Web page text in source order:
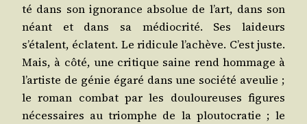
té dans son igno­rance abso­lue de l’art, dans son
néant et dans sa médio­cri­té. Ses lai­deurs
s’étalent, éclatent. Le ridi­cule l’achève. C’est juste.
Mais, à côté, une cri­tique saine rend hom­mage à
l’artiste de génie éga­ré dans une socié­té aveu­lie ;
le roman com­bat par les dou­lou­reuses figures
néces­saires au triomphe de la plou­to­cra­tie ; le